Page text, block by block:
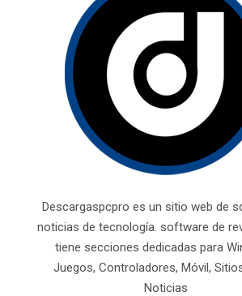
Descargaspcpro es un sitio web de
noticias de tecnología. software de
tiene secciones dedicadas para
Juegos, Controladores, Móvil,
Noticias